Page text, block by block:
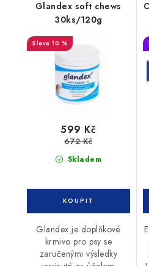
Glandex soft chews
30ks/120g
10 %
Skladem
599 Kč
672 Kč
Glandex je doplňkové
krmivo pro psy se
zaručenými výsledky